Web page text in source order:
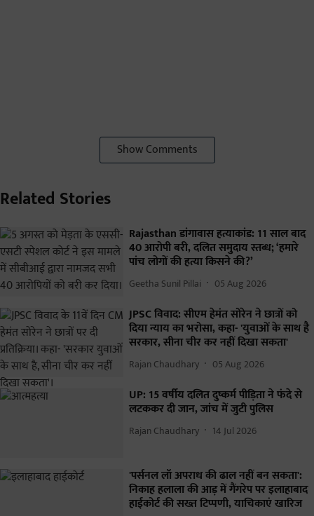
Show Comments
Related Stories
Rajasthan डांगावास हत्याकांड: 11 साल बाद
40 आरोपी बरी, दलित समुदाय स्तब्ध; ‘हमारे
पांच लोगों की हत्या किसने की?’
Geetha Sunil Pillai 05 Aug 2026
JPSC विवाद: सीएम हेमंत सोरेन ने छात्रों को
दिया न्याय का भरोसा, कहा- 'युवाओं के साथ है
सरकार, सीना चीर कर नहीं दिखा सकता'
Rajan Chaudhary 05 Aug 2026
UP: 15 वर्षीय दलित दुष्कर्म पीड़िता ने फंदे से
लटककर दी जान, जांच में जुटी पुलिस
Rajan Chaudhary 14 Jul 2026
'पर्सनल लॉ अपराध की ढाल नहीं बन सकता':
निकाह हलाला की आड़ में गैंगरेप पर इलाहाबाद
हाईकोर्ट की सख्त टिप्पणी, याचिकाएं खारिज